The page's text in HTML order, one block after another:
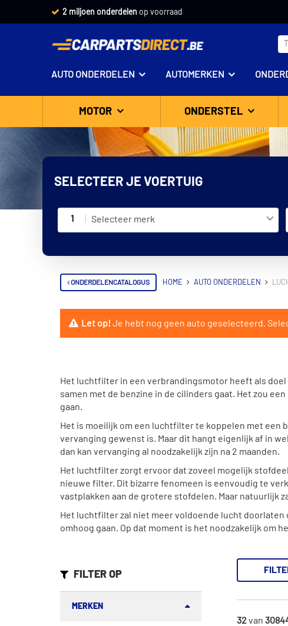
2 miljoen onderdelen op voorraad
AUTO ONDERDELEN AUTOMERKEN
MOTOR ONDERSTEL
SELECTEER JE VOERTUIG
1 Selecteer merk
ONDERDELENCATALOGUS HOME AUTO ONDERDELEN
Let op!Je hebt nog geen auto geselecteerd.
Het luchtfilter in een verbrandingsmotor heeft als
samen met de benzine in de cilinders gaat. Het zou
gaan.
Het is moeilijk om een luchtfilter te koppelen met een
vervanging gewenst is. Maar dit hangt eigenlijk af in
dan kan vervanging al noodzakelijk zijn na 2 maanden.
Het luchtfilter zorgt ervoor dat zoveel mogelijk
nieuwe filter. Dit bizarre fenomeen is eenvoudig te
vastplakken aan de grotere stofdelen. Maar natuurlijk
Het luchtfilter zal niet meer voldoende lucht
omhoog gaan. Op dat moment is het noodzakelijk om
FILTER OP
MERKEN
32van